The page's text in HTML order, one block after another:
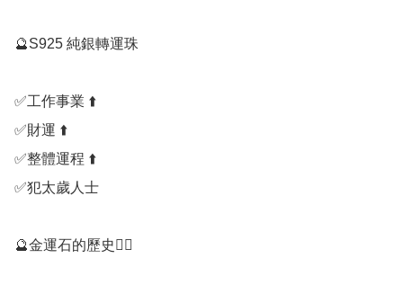
🔮S925 純銀轉運珠
✅️工作事業 ⬆️
✅️財運 ⬆️
✅️整體運程 ⬆️
✅️犯太歲人士
🔮金運石的歷史💁‍♀️